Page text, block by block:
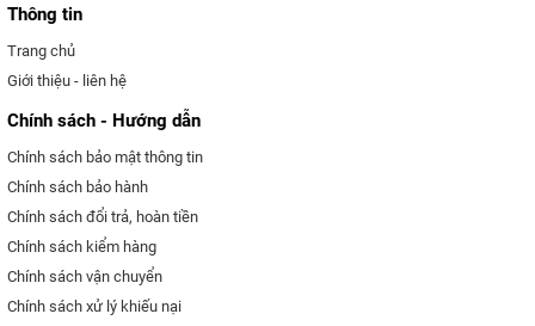
Thông tin
Trang chủ
Giới thiệu - liên hệ
Chính sách - Hướng dẫn
Chính sách bảo mật thông tin
Chính sách bảo hành
Chính sách đổi trả, hoàn tiền
Chính sách kiểm hàng
Chính sách vận chuyển
Chính sách xử lý khiếu nại